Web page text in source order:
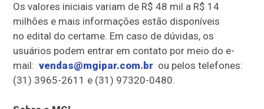
Os valores iniciais variam de R$ 48 mil a R$ 14
milhões e mais informações estão disponíveis
no edital do certame. Em caso de dúvidas, os
usuários podem entrar em contato por meio do e-
mail:vendas@mgipar.com.br ou pelos telefones:
(31) 3965-2611 e (31) 97320-0480.